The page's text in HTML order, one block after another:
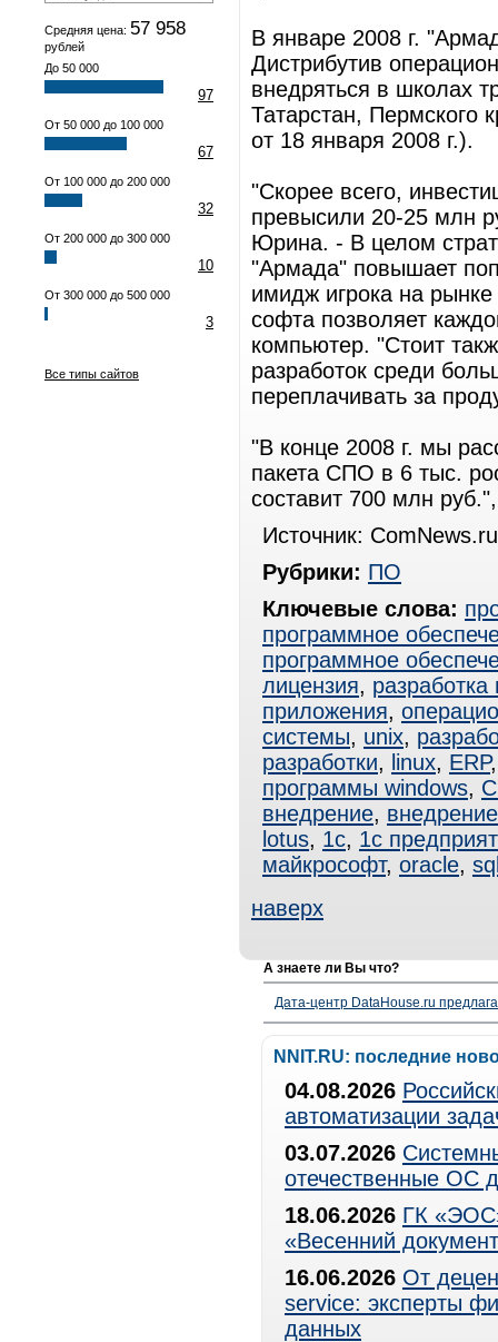
Средняя цена: 57 958
рублей
До 50 000
97
От 50 000 до 100 000
67
От 100 000 до 200 000
32
От 200 000 до 300 000
10
От 300 000 до 500 000
3
Все типы сайтов
В январе 2008 г.
Дистрибутив
внедряться в школах
Татарстан, Пермского
от 18 января 2008 г.).
"Скорее всего,
превысили 20-25 млн
Юрина. - В целом
"Армада" повышает
имидж игрока на
софта позволяет
компьютер. "Стоит
разработок среди
переплачивать за
"В конце 2008 г. мы
пакета СПО в 6 тыс.
составит 700 млн
Источник:
Рубрики: ПО
Ключевые слова:
программное
программное
лицензия,
приложения,
системы, unix,
разработки, linux, ERP
программы windows,
внедрение,
lotus, 1с, 1с
майкрософт, oracle,
наверх
А знаете ли Вы что?
Дата-центр DataHouse.ru
NNIT.RU: последние
04.08.2026
автоматизации
03.07.2026
отечественные ОС
18.06.2026 ГК
«Весенний
16.06.2026 От
service: эксперты
данных